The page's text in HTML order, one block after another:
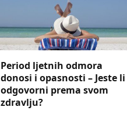
Period ljetnih odmora
donosi i opasnosti – Jeste li
odgovorni prema svom
zdravlju?